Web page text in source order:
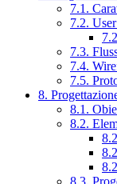
7.1.
7.2.
7.3.
7.4.
7.5.
8.
8.1.
8.2.
8.3.